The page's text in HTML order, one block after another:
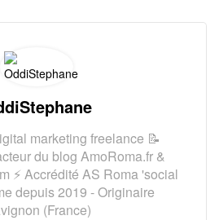
marketing freelance 📝
du blog AmoRoma.fr &
⚡ Accrédité AS Roma 'social
depuis 2019 - Originaire
(France)